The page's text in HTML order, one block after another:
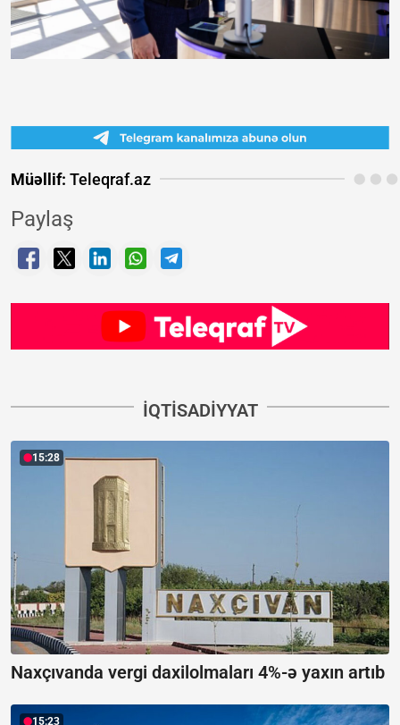
Müəllif: Teleqraf.az
Paylaş
İQTISADIYYAT
15:28
Naxçıvanda vergi daxilolmaları 4%-ə yaxın artıb
15:23